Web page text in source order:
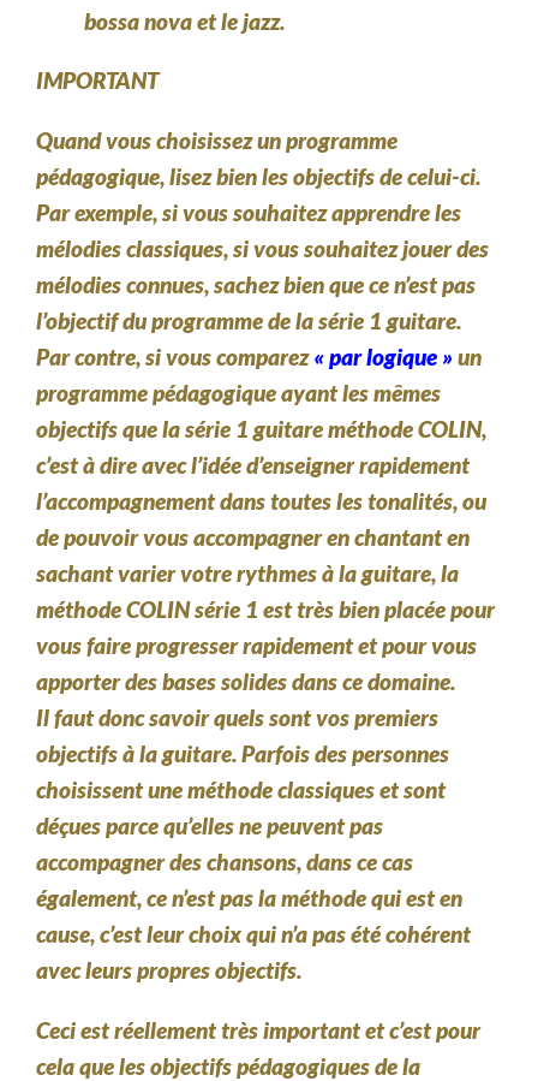
bossa nova et le jazz.
IMPORTANT
Quand vous choisissez un programme
pédagogique, lisez bien les objectifs de celui-ci.
Par exemple, si vous souhaitez apprendre les
mélodies classiques, si vous souhaitez jouer des
mélodies connues, sachez bien que ce n’est pas
l’objectif du programme de la série 1 guitare.
Par contre, si vous comparez« par logique »un
programme pédagogique ayant les mêmes
objectifs que la série 1 guitare méthode COLIN,
c’est à dire avec l’idée d’enseigner rapidement
l’accompagnement dans toutes les tonalités, ou
de pouvoir vous accompagner en chantant en
sachant varier votre rythmes à la guitare, la
méthode COLIN série 1 est très bien placée pour
vous faire progresser rapidement et pour vous
apporter des bases solides dans ce domaine.
Il faut donc savoir quels sont vos premiers
objectifs à la guitare. Parfois des personnes
choisissent une méthode classiques et sont
déçues parce qu’elles ne peuvent pas
accompagner des chansons, dans ce cas
également, ce n’est pas la méthode qui est en
cause, c’est leur choix qui n’a pas été cohérent
avec leurs propres objectifs.
Ceci est réellement très important et c’est pour
cela que les objectifs pédagogiques de la